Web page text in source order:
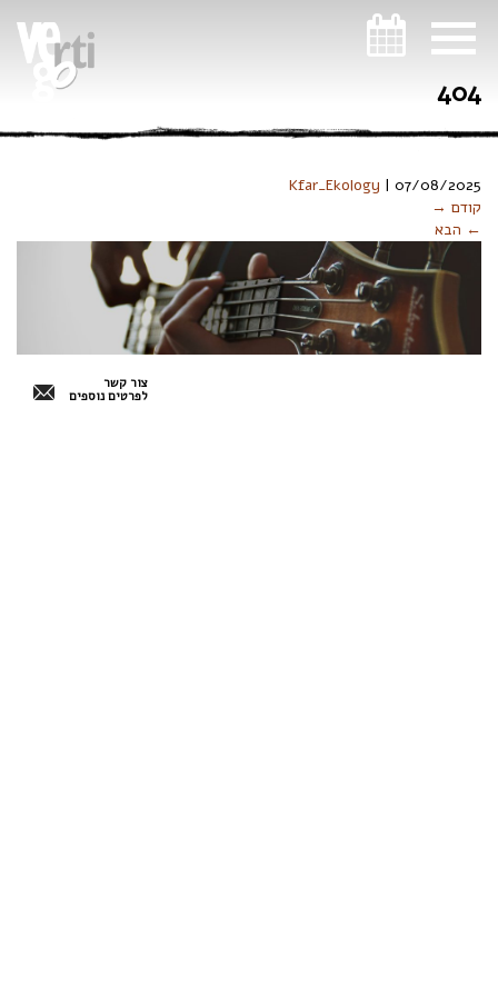
404
Kfar_Ekology | 07/08/2025
קודם →
← הבא
צור קשר
לפרטים נוספים